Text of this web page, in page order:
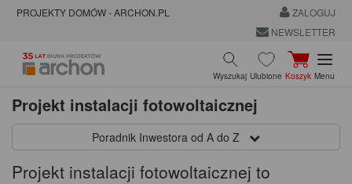
PROJEKTY DOMÓW - ARCHON.PL
ZALOGUJ
NEWSLETTER
Wyszukaj Ulubione Koszyk Menu
Projekt instalacji fotowoltaicznej
Poradnik Inwestora od A do Z
Projekt instalacji fotowoltaicznej to